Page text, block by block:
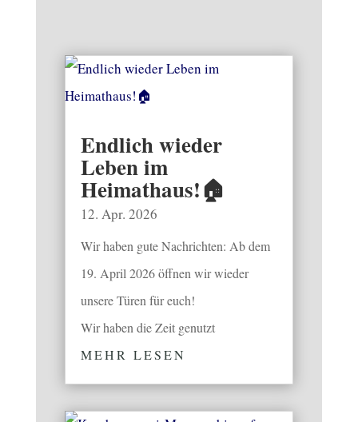
Endlich wieder
Leben im
Heimathaus!🏠
12. Apr. 2026
Wir haben gute Nachrichten: Ab dem
19. April 2026 öffnen wir wieder
unsere Türen für euch!
Wir haben die Zeit genutzt
MEHR LESEN